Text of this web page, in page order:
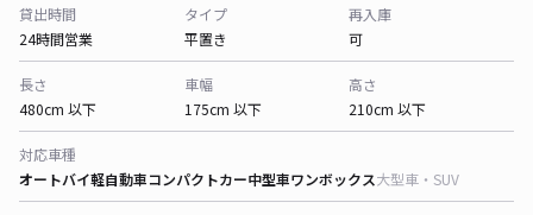
貸出時間
24時間営業
タイプ
平置き
再入庫
可
長さ
480cm 以下
車幅
175cm 以下
高さ
210cm 以下
対応車種
オートバイ軽自動車コンパクトカー中型車ワンボックス大型車・SUV